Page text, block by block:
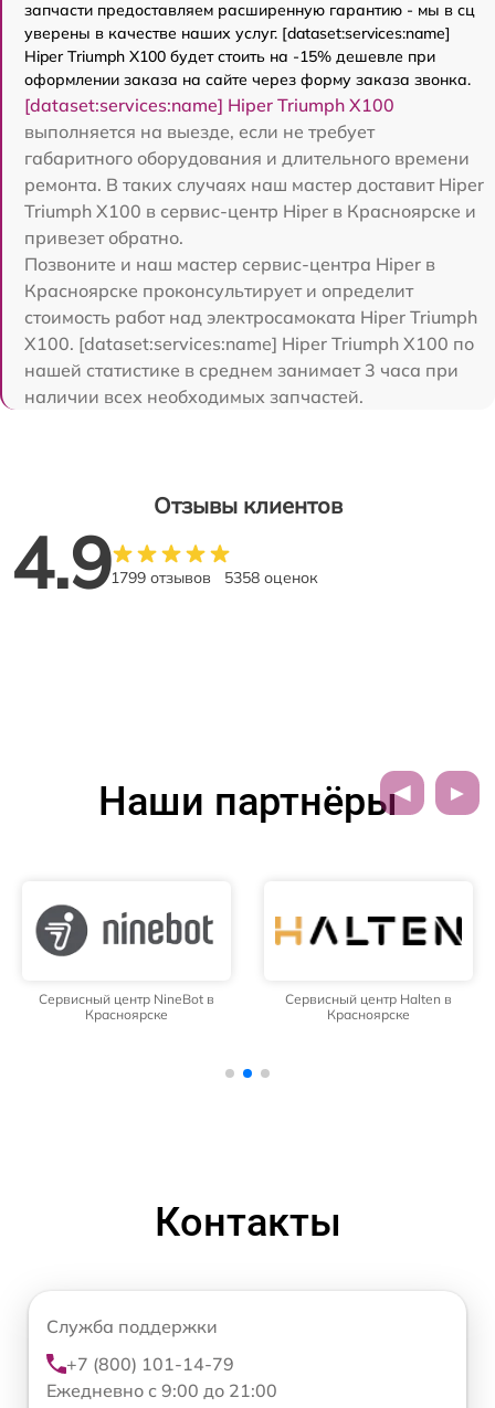
запчасти предоставляем расширенную гарантию - мы в сц
уверены в качестве наших услуг. [dataset:services:name]
Hiper Triumph X100 будет стоить на -15% дешевле при
оформлении заказа на сайте через форму заказа звонка.
[dataset:services:name] Hiper Triumph X100
выполняется на выезде, если не требует
габаритного оборудования и длительного времени
ремонта. В таких случаях наш мастер доставит Hiper
Triumph X100 в сервис-центр Hiper в Красноярске и
привезет обратно.
Позвоните и наш мастер сервис-центра Hiper в
Красноярске проконсультирует и определит
стоимость работ над электросамоката Hiper Triumph
X100. [dataset:services:name] Hiper Triumph X100 по
нашей статистике в среднем занимает 3 часа при
наличии всех необходимых запчастей.
Отзывы клиентов
4.91799 отзывов 5358 оценок
Наши партнёры
Сервисный центр NineBot в
Красноярске
Сервисный центр Halten в
Красноярске
Контакты
Служба поддержки
+7 (800) 101-14-79
Ежедневно с 9:00 до 21:00